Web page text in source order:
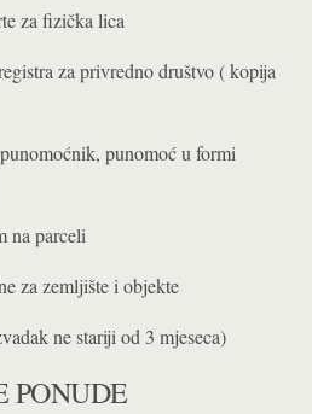
za fizička lica
za privredno društvo ( kopija
punomoć u formi
na parceli
za zemljište i objekte
ne stariji od 3 mjeseca)
PONUDE